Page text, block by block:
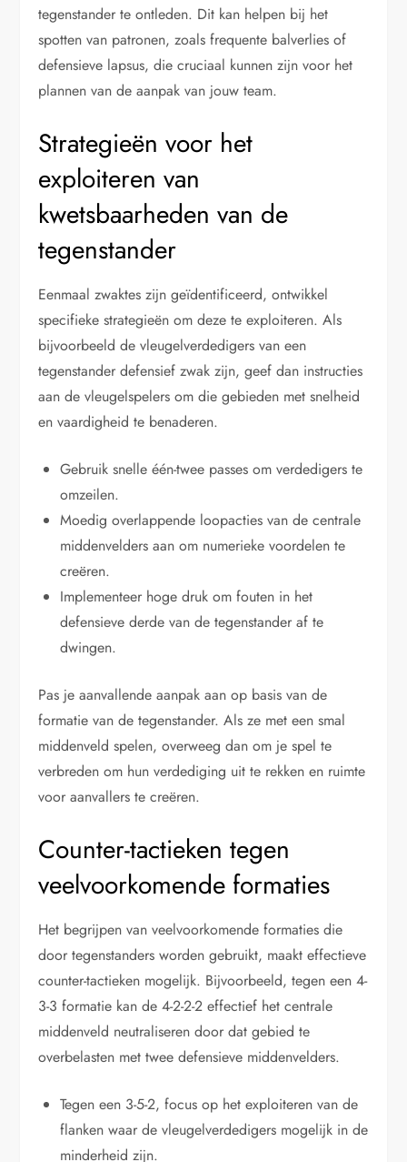
tegenstander te ontleden. Dit kan helpen bij het
spotten van patronen, zoals frequente balverlies of
defensieve lapsus, die cruciaal kunnen zijn voor het
plannen van de aanpak van jouw team.
Strategieën voor het
exploiteren van
kwetsbaarheden van de
tegenstander
Eenmaal zwaktes zijn geïdentificeerd, ontwikkel
specifieke strategieën om deze te exploiteren. Als
bijvoorbeeld de vleugelverdedigers van een
tegenstander defensief zwak zijn, geef dan instructies
aan de vleugelspelers om die gebieden met snelheid
en vaardigheid te benaderen.
Gebruik snelle één-twee passes om verdedigers te
omzeilen.
Moedig overlappende loopacties van de centrale
middenvelders aan om numerieke voordelen te
creëren.
Implementeer hoge druk om fouten in het
defensieve derde van de tegenstander af te
dwingen.
Pas je aanvallende aanpak aan op basis van de
formatie van de tegenstander. Als ze met een smal
middenveld spelen, overweeg dan om je spel te
verbreden om hun verdediging uit te rekken en ruimte
voor aanvallers te creëren.
Counter-tactieken tegen
veelvoorkomende formaties
Het begrijpen van veelvoorkomende formaties die
door tegenstanders worden gebruikt, maakt effectieve
counter-tactieken mogelijk. Bijvoorbeeld, tegen een 4-
3-3 formatie kan de 4-2-2-2 effectief het centrale
middenveld neutraliseren door dat gebied te
overbelasten met twee defensieve middenvelders.
Tegen een 3-5-2, focus op het exploiteren van de
flanken waar de vleugelverdedigers mogelijk in de
minderheid zijn.